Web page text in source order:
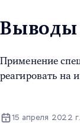
Выводы
Применение
реагировать на
15 апреля 2022 г.